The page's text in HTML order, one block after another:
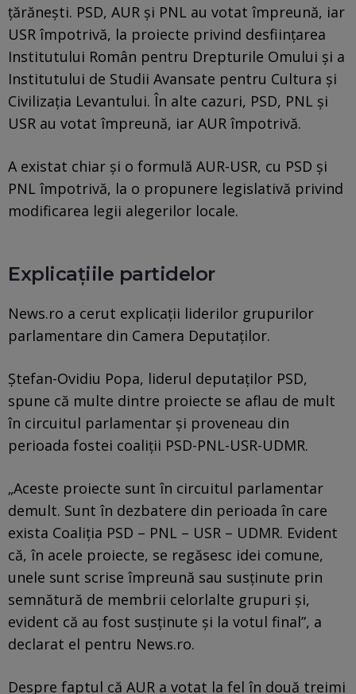
țărănești. PSD, AUR și PNL au votat împreună, iar
USR împotrivă, la proiecte privind desființarea
Institutului Român pentru Drepturile Omului și a
Institutului de Studii Avansate pentru Cultura și
Civilizația Levantului. În alte cazuri, PSD, PNL și
USR au votat împreună, iar AUR împotrivă.
A existat chiar și o formulă AUR-USR, cu PSD și
PNL împotrivă, la o propunere legislativă privind
modificarea legii alegerilor locale.
Explicațiile partidelor
News.ro a cerut explicații liderilor grupurilor
parlamentare din Camera Deputaților.
Ștefan-Ovidiu Popa, liderul deputaților PSD,
spune că multe dintre proiecte se aflau de mult
în circuitul parlamentar și proveneau din
perioada fostei coaliții PSD-PNL-USR-UDMR.
„Aceste proiecte sunt în circuitul parlamentar
demult. Sunt în dezbatere din perioada în care
exista Coaliția PSD – PNL – USR – UDMR. Evident
că, în acele proiecte, se regăsesc idei comune,
unele sunt scrise împreună sau susținute prin
semnătură de membrii celorlalte grupuri și,
evident că au fost susținute și la votul final”, a
declarat el pentru News.ro.
Despre faptul că AUR a votat la fel în două treimi